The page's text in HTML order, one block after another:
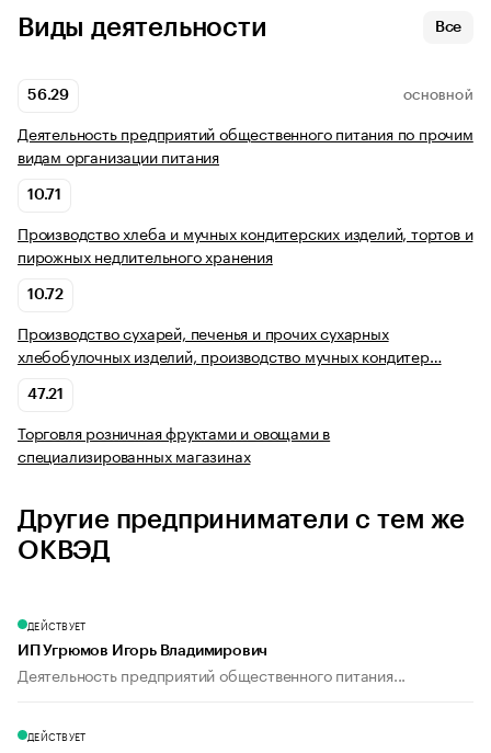
Виды деятельности Все
56.29 ОСНОВНОЙ
Деятельность предприятий общественного питания по прочим
видам организации питания
10.71
Производство хлеба и мучных кондитерских изделий, тортов и
пирожных недлительного хранения
10.72
Производство сухарей, печенья и прочих сухарных
хлебобулочных изделий, производство мучных кондитер…
47.21
Торговля розничная фруктами и овощами в
специализированных магазинах
Другие предприниматели с тем же
ОКВЭД
ДЕЙСТВУЕТ
ИП Угрюмов Игорь Владимирович
Деятельность предприятий общественного питания...
ДЕЙСТВУЕТ